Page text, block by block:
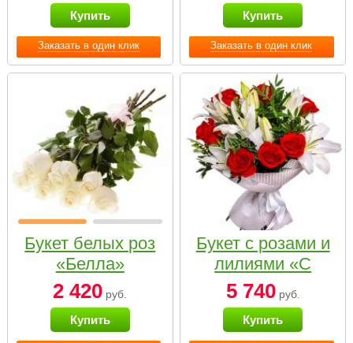
Заказать в один клик
Купить
Заказать в один клик
Купить
Букет белых роз
«Белла»
2 420 руб.
Купить
Букет с розами и
лилиями «С
наилучшими
пожеланиями»
5 740руб.
Купить